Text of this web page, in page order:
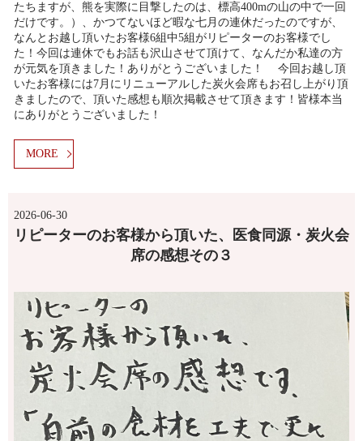
たちますが、熊を実際に目撃したのは、標高400mの山の中で一回
だけです。）、かつてないほど暇な七月の連休だったのですが、
なんとお越し頂いたお客様6組中5組がリピーターのお客様でし
た！今回は連休でもお話も沢山させて頂けて、なんだか私達の方
が元気を頂きました！ありがとうございました！ 今回お越し頂
いたお客様には7月にリニューアルした炭火会席もお召し上がり頂
きましたので、頂いた感想も順次掲載させて頂きます！皆様本当
にありがとうございました！
MORE
2026-06-30
リピーターのお客様から頂いた、医食同源・炭火会
席の感想その３